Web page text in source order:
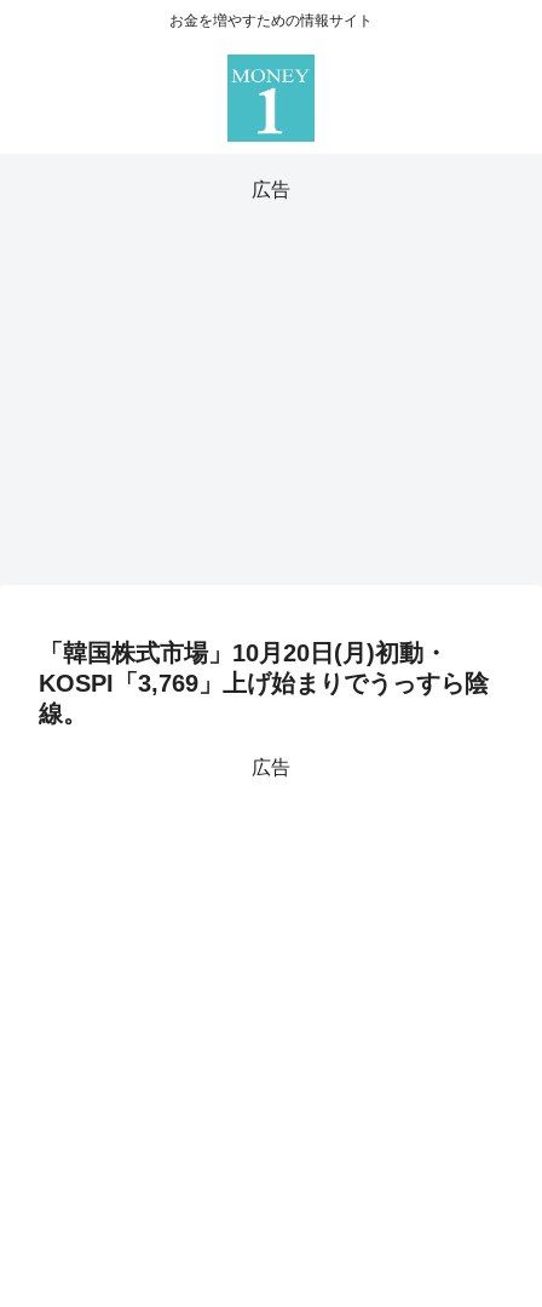
お金を増やすための情報サイト
広告
「韓国株式市場」10月20日(月)初動・
KOSPI「3,769」上げ始まりでうっすら陰
線。
広告